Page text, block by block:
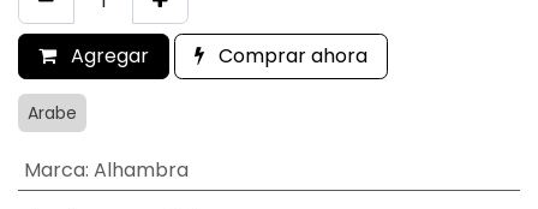
Agregar Comprar ahora
Arabe
Marca: Alhambra